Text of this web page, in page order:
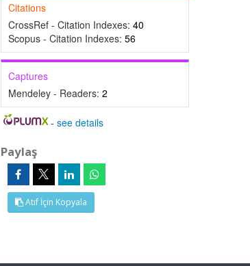
Citations
CrossRef - Citation Indexes: 40
Scopus - Citation Indexes: 56
Captures
Mendeley - Readers: 2
-see details
Paylaş
Atıf İçin Kopyala